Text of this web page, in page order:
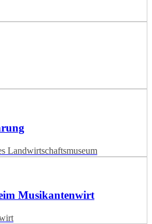
Landwirtschaftsmuseum
Musikantenwirt